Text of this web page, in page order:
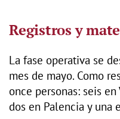
Registros y
La fase operativa se
mes de mayo. Como
once personas: seis
dos en Palencia y una